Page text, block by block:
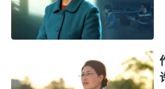
神、不离开神，……到有一
时候，你不仅能站在神的
证，那时你就如约伯，又
就是真实爱神的人，你就是